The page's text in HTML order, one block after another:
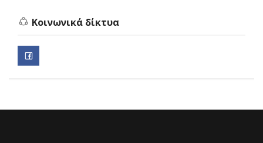
Κοινωνικά δίκτυα